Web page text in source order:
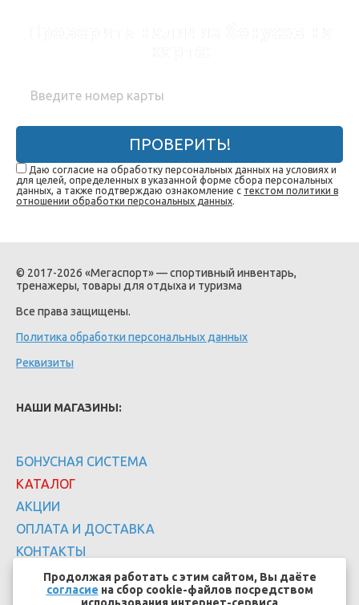
ПРОВЕРИТЬ!
Даю согласие на обработку персональных данных на условиях и
для целей, определенных в указанной форме сбора персональных
данных, а также подтверждаю ознакомление с текстом политики в
отношении обработки персональных данных.
© 2017-2026 «Мегаспорт» — спортивный инвентарь,
тренажеры, товары для отдыха и туризма
Все права защищены.
Политика обработки персональных данных
Реквизиты
НАШИ МАГАЗИНЫ:
БОНУСНАЯ СИСТЕМА
КАТАЛОГ
АКЦИИ
ОПЛАТА И ДОСТАВКА
КОНТАКТЫ
Продолжая работать с этим сайтом, Вы даёте
согласие на сбор cookie-файлов посредством